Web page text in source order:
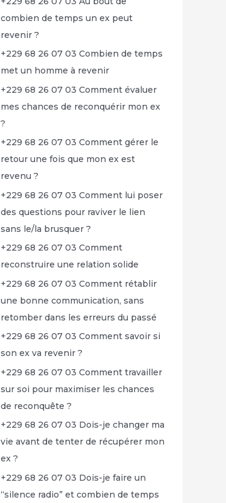
combien de temps un ex peut
revenir ?
+229 68 26 07 03 Combien de temps
met un homme à revenir
+229 68 26 07 03 Comment évaluer
mes chances de reconquérir mon ex
?
+229 68 26 07 03 Comment gérer le
retour une fois que mon ex est
revenu ?
+229 68 26 07 03 Comment lui poser
des questions pour raviver le lien
sans le/la brusquer ?
+229 68 26 07 03 Comment
reconstruire une relation solide
+229 68 26 07 03 Comment rétablir
une bonne communication, sans
retomber dans les erreurs du passé
+229 68 26 07 03 Comment savoir si
son ex va revenir ?
+229 68 26 07 03 Comment travailler
sur soi pour maximiser les chances
de reconquête ?
+229 68 26 07 03 Dois-je changer ma
vie avant de tenter de récupérer mon
ex ?
+229 68 26 07 03 Dois-je faire un
“silence radio” et combien de temps